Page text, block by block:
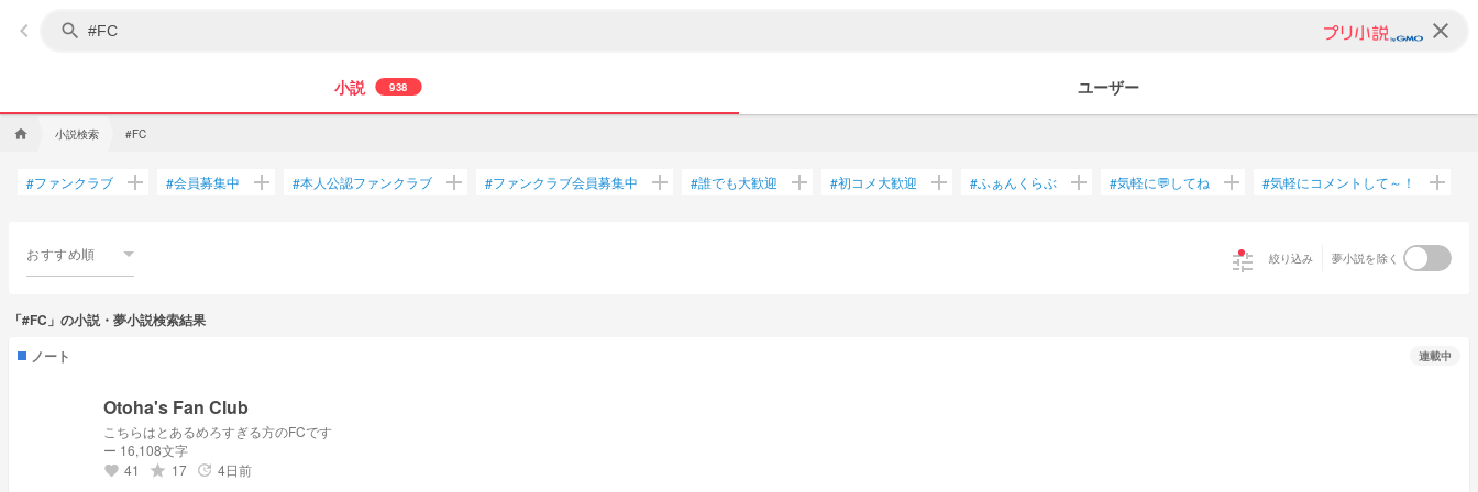
keyboard_arrow_left search clear
小説 938 ユーザー
home 小説検索 #FC
#ファンクラブ add #会員募集中 add #本人公認ファンクラブ add #ファンクラブ会員募集中 add #誰でも大歓迎 add #初コメ大歓迎 add #ふぁんくらぶ add #気軽に💬してね add #気軽にコメントして～！ add
おすすめ順 tune 絞り込み 夢小説を除く
「#FC」の小説・夢小説検索結果
ノート
連載中
Otoha's Fan Club
こちらはとあるめろすぎる方のFCです
ー 16,108文字
favorite 41 grade 17 update 4日前